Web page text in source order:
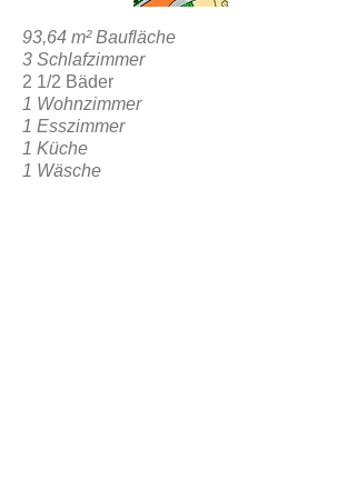
93,64 m² Baufläche
3 Schlafzimmer
2 1/2 Bäder
1 Wohnzimmer
1 Esszimmer
1 Küche
1 Wäsche